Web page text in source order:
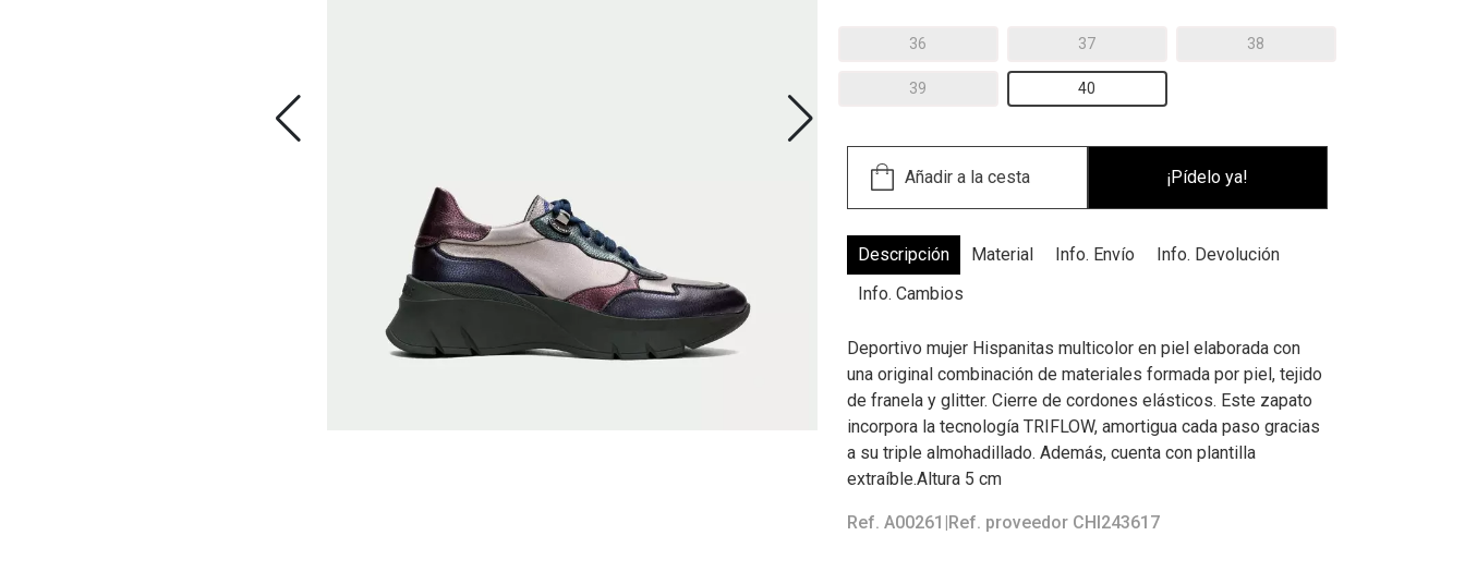
36 37 38
39 40
¡Pídelo ya!
Descripción Material Info. Envío
Info. Devolución
Info. Cambios
Deportivo mujer Hispanitas multicolor en piel elaborada con
una original combinación de materiales formada por piel, tejido
de franela y glitter. Cierre de cordones elásticos. Este zapato
incorpora la tecnología TRIFLOW, amortigua cada paso gracias
a su triple almohadillado. Además, cuenta con plantilla
extraíble.Altura 5 cm
Ref. A00261 |Ref. proveedor CHI243617